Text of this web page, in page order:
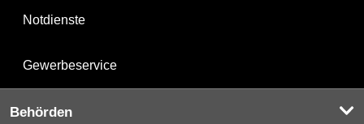
Notdienste
Gewerbeservice
Behörden